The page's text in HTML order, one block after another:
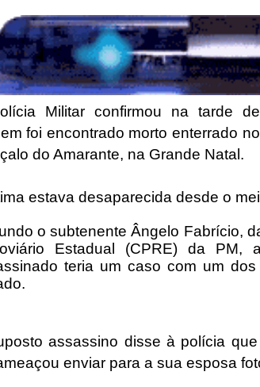
Militar confirmou na tarde
foi encontrado morto enterrado
do Amarante, na Grande Natal.
estava desaparecida desde o
o subtenente Ângelo Fabrício,
Estadual (CPRE) da PM,
teria um caso com um
assassino disse à polícia
enviar para a sua esposa